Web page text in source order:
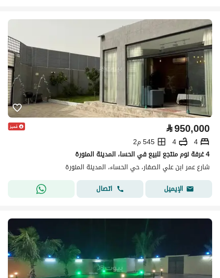
⃁950,000
4
4
545 م2
4 غرفة نوم منتجع للبيع في الحسا، المدينة المنورة
شارع عمر ابن علي الصفار، حي الحساء، المدينة المنورة
الإيميل
اتصال